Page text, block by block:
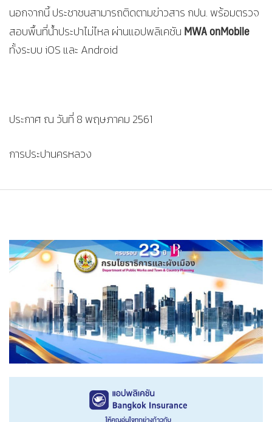
นอกจากนี้ ประชาชนสามารถติดตามข่าวสาร กปน. พร้อมตรวจ
สอบพื้นที่น้ำประปาไม่ไหล ผ่านแอปพลิเคชัน MWA onMobile
ทั้งระบบ iOS และ Android
ประกาศ ณ วันที่ 8 พฤษภาคม 2561
การประปานครหลวง